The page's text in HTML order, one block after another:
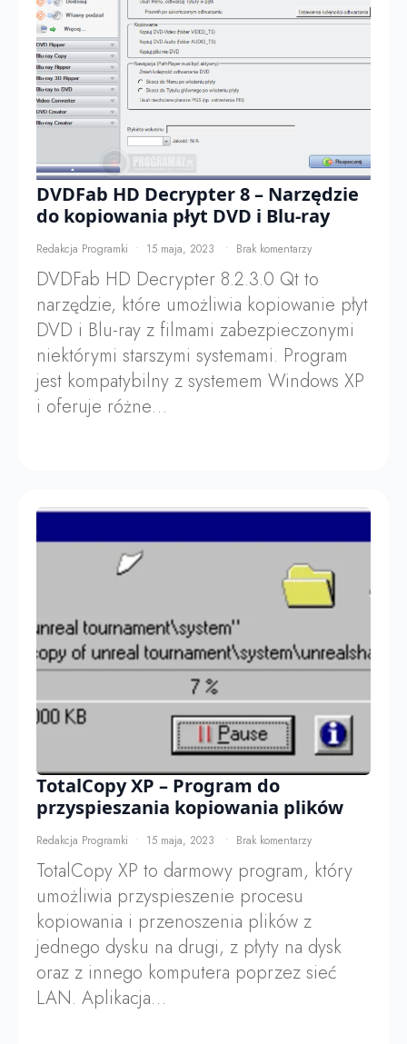
DVDFab HD Decrypter 8 – Narzędzie
do kopiowania płyt DVD i Blu-ray
Redakcja Programki 15 maja, 2023 Brak komentarzy
DVDFab HD Decrypter 8.2.3.0 Qt to
narzędzie, które umożliwia kopiowanie płyt
DVD i Blu-ray z filmami zabezpieczonymi
niektórymi starszymi systemami. Program
jest kompatybilny z systemem Windows XP
i oferuje różne…
TotalCopy XP – Program do
przyspieszania kopiowania plików
Redakcja Programki 15 maja, 2023 Brak komentarzy
TotalCopy XP to darmowy program, który
umożliwia przyspieszenie procesu
kopiowania i przenoszenia plików z
jednego dysku na drugi, z płyty na dysk
oraz z innego komputera poprzez sieć
LAN. Aplikacja…